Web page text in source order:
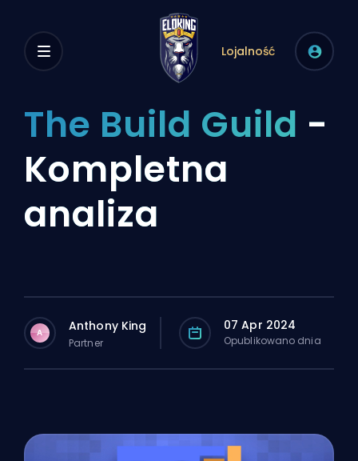
Lojalność
The Build Guild -
Kompletna
analiza
A Anthony King
Partner
07 Apr 2024
Opublikowano dnia